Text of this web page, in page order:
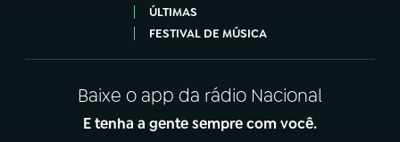
ÚLTIMAS
FESTIVAL DE MÚSICA
Baixe o app da rádio Nacional
E tenha a gente sempre com você.